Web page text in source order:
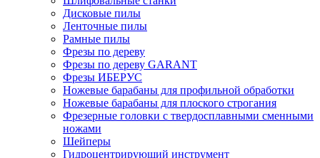
Дисковые пилы
Ленточные пилы
Рамные пилы
Фрезы по дереву
Фрезы по дереву GARANT
Фрезы ИБЕРУС
Ножевые барабаны для профильной обработки
Ножевые барабаны для плоского строгания
Фрезерные головки с твердосплавными сменными
ножами
Шейперы
Гидроцентрирующий инструмент